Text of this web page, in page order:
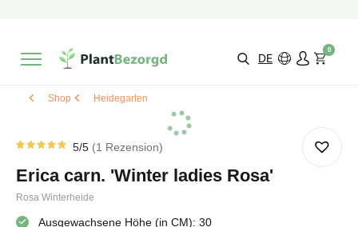
Wähle selbst
DE
0
Shop Heidegarten
von 5
basierend
Kundenbewertung
5/5 1 Rezension
Erica carn. 'Winter ladies Rosa'
Rosa Winterheide
Ausgewachsene Höhe (in CM): 30